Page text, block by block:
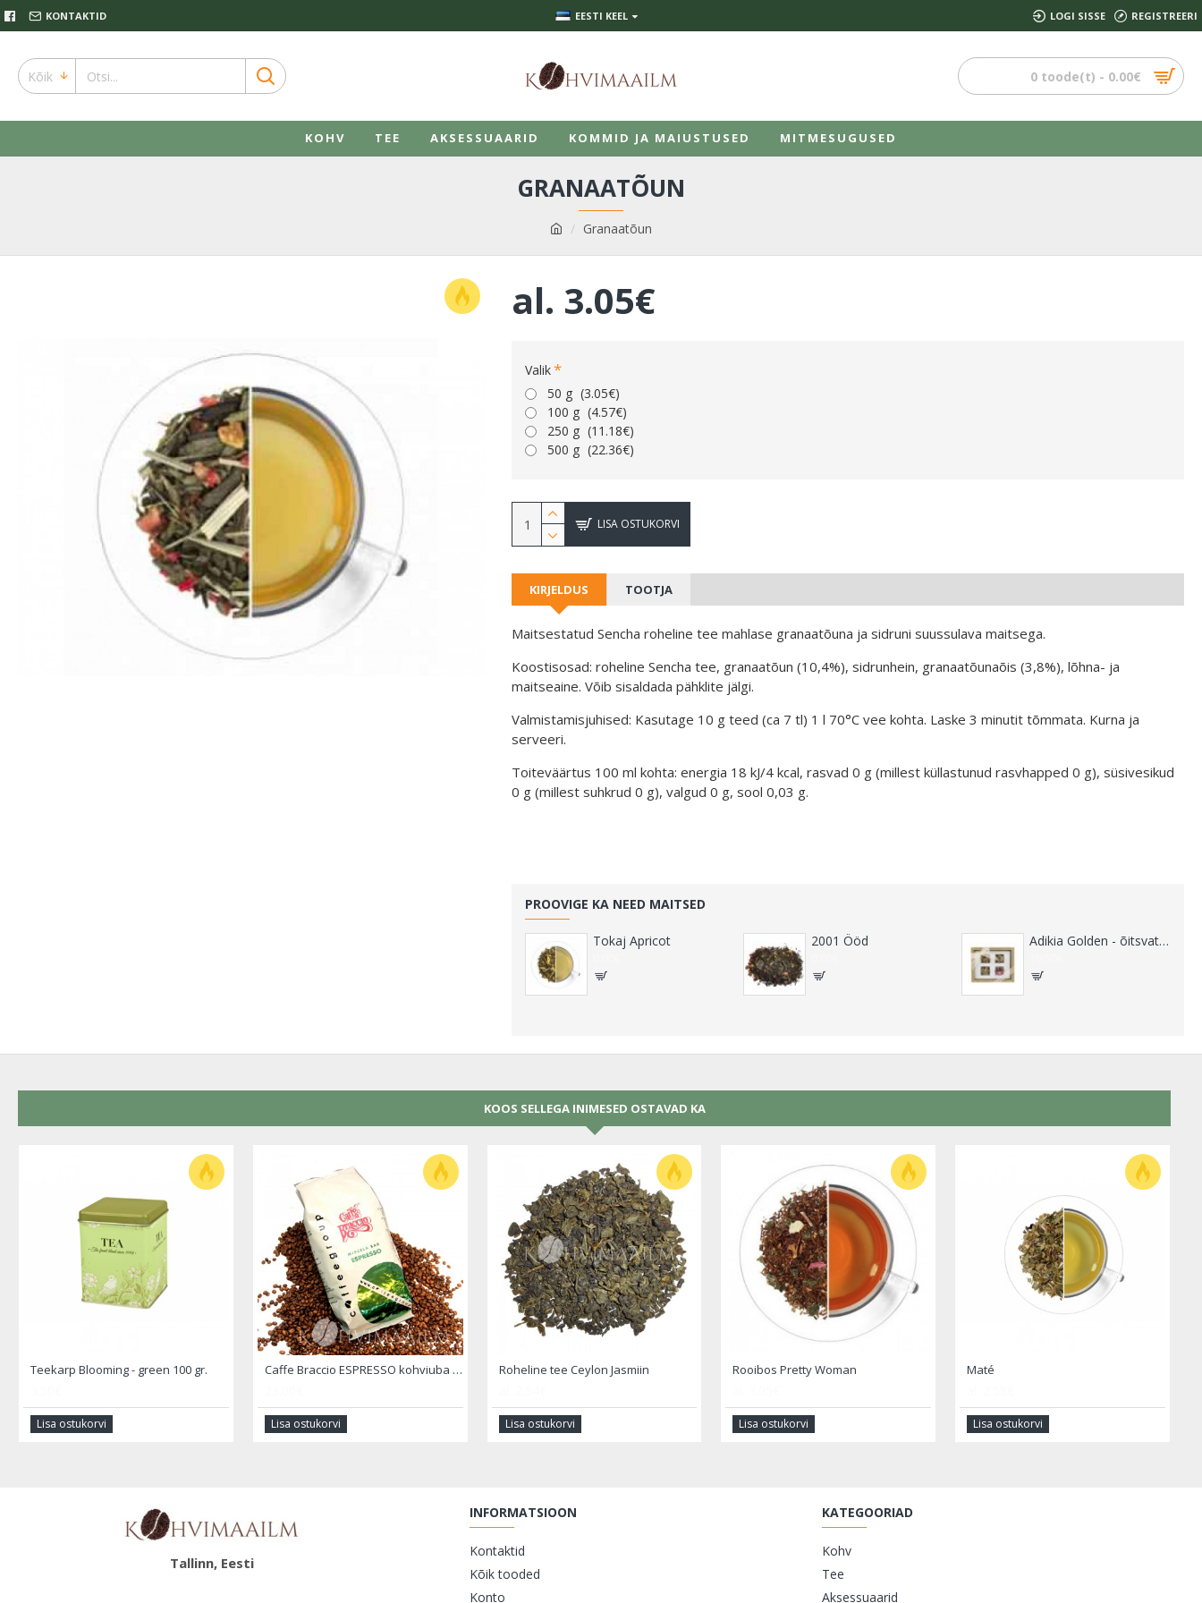
KONTAKTID EESTI KEEL LOGI SISSE REGISTREERI
Kõik 0 toode(t) - 0.00€
KOHV TEE AKSESSUAARID KOMMID JA MAIUSTUSED MITMESUGUSED
Granaatõun
GRANAATÕUN
al. 3.05€
Valik
50 g (3.05€)
100 g (4.57€)
250 g (11.18€)
500 g (22.36€)
LISA OSTUKORVI
PROOVIGE KA NEED MAITSED
Tokaj Apricot 2001 Ööd Adikia Golden - õitsvate teede kinkekomplekt
KIRJELDUS TOOTJA
Maitsestatud Sencha roheline tee mahlase granaatõuna ja sidruni suussulava maitsega.
Koostisosad: roheline Sencha tee, granaatõun (10,4%), sidrunhein, granaatõunaõis (3,8%), lõhna- ja
maitseaine. Võib sisaldada pähklite jälgi.
Valmistamisjuhised: Kasutage 10 g teed (ca 7 tl) 1 l 70°C vee kohta. Laske 3 minutit tõmmata. Kurna ja
serveeri.
Toiteväärtus 100 ml kohta: energia 18 kJ/4 kcal, rasvad 0 g (millest küllastunud rasvhapped 0 g), süsivesikud
0 g (millest suhkrud 0 g), valgud 0 g, sool 0,03 g.
KOOS SELLEGA INIMESED OSTAVAD KA
Teekarp Blooming - green 100 gr.
Lisa ostukorvi
Caffe Braccio ESPRESSO kohviuba 1000 gr.
Lisa ostukorvi
Roheline tee Ceylon Jasmiin
Lisa ostukorvi
Rooibos Pretty Woman
Lisa ostukorvi
Maté
Lisa ostukorvi
Tallinn, Eesti
INFORMATSIOON
Kontaktid
Kõik tooded
Konto
KATEGOORIAD
Kohv
Tee
Aksessuaarid